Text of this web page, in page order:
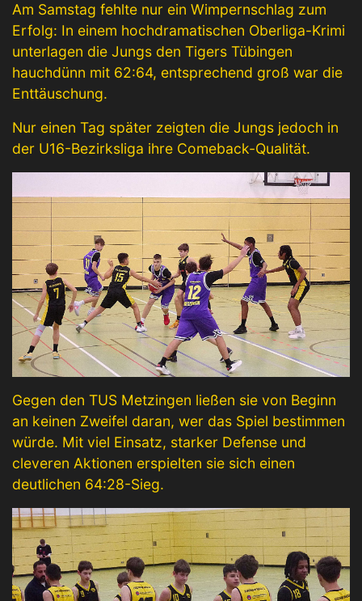
Am Samstag fehlte nur ein Wimpernschlag zum
Erfolg: In einem hochdramatischen Oberliga-Krimi
unterlagen die Jungs den Tigers Tübingen
hauchdünn mit 62:64, entsprechend groß war die
Enttäuschung.
Nur einen Tag später zeigten die Jungs jedoch in
der U16-Bezirksliga ihre Comeback-Qualität.
Gegen den TUS Metzingen ließen sie von Beginn
an keinen Zweifel daran, wer das Spiel bestimmen
würde. Mit viel Einsatz, starker Defense und
cleveren Aktionen erspielten sie sich einen
deutlichen 64:28-Sieg.